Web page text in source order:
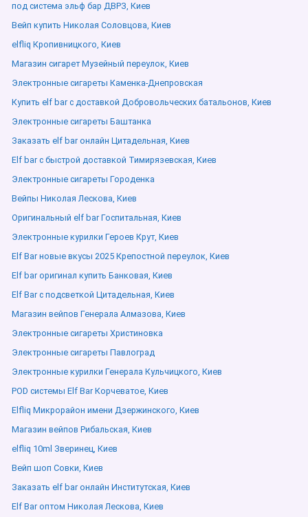
под система эльф бар ДВРЗ, Киев
Вейп купить Николая Соловцова, Киев
elfliq Кропивницкого, Киев
Магазин сигарет Музейный переулок, Киев
Электронные сигареты Каменка-Днепровская
Купить elf bar с доставкой Добровольческих батальонов, Киев
Электронные сигареты Баштанка
Заказать elf bar онлайн Цитадельная, Киев
Elf bar с быстрой доставкой Тимирязевская, Киев
Электронные сигареты Городенка
Вейпы Николая Лескова, Киев
Оригинальный elf bar Госпитальная, Киев
Электронные курилки Героев Крут, Киев
Elf Bar новые вкусы 2025 Крепостной переулок, Киев
Elf bar оригинал купить Банковая, Киев
Elf Bar с подсветкой Цитадельная, Киев
Магазин вейпов Генерала Алмазова, Киев
Электронные сигареты Христиновка
Электронные сигареты Павлоград
Электронные курилки Генерала Кульчицкого, Киев
POD системы Elf Bar Корчеватое, Киев
Elfliq Микрорайон имени Дзержинского, Киев
Магазин вейпов Рибальская, Киев
elfliq 10ml Зверинец, Киев
Вейп шоп Совки, Киев
Заказать elf bar онлайн Институтская, Киев
Elf Bar оптом Николая Лескова, Киев